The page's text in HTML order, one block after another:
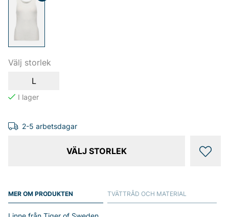
Välj storlek
L
2-5 arbetsdagar
VÄLJ STORLEK
MER OM PRODUKTEN TVÄTTRÅD OCH MATERIAL